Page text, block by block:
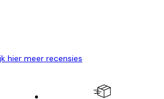
hier meer recensies